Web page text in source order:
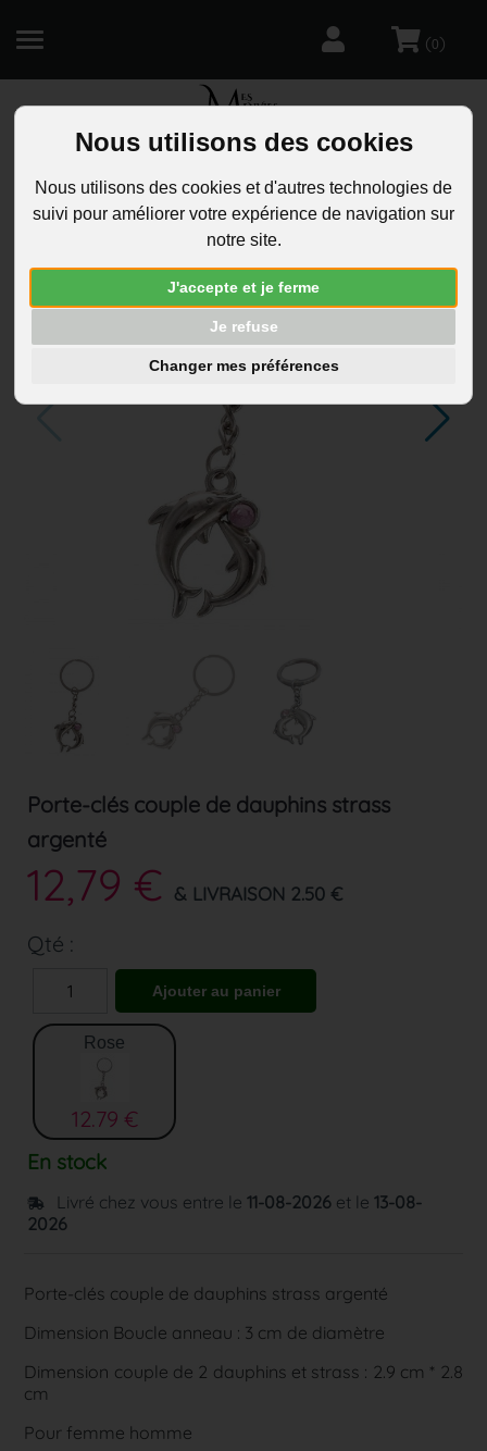
Nous utilisons des cookies
Nous utilisons des cookies et d'autres technologies de
suivi pour améliorer votre expérience de navigation sur
notre site.
J'accepte et je ferme
Je refuse
Changer mes préférences
(0)
Porte-clés couple de dauphins strass
argenté
12,79 € & LIVRAISON 2.50 €
Qté :
Rose
12.79 €
En stock
Livré chez vous entre le11-08-2026 et le13-08-
2026
Porte-clés couple de dauphins strass argenté
Dimension Boucle anneau : 3 cm de diamètre
Dimension couple de 2 dauphins et strass : 2.9 cm * 2.8
cm
Pour femme homme